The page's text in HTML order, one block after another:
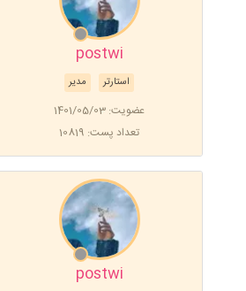
postwi
مدیر استارتر
عضویت: 1401/05/03
تعداد پست: 10819
postwi